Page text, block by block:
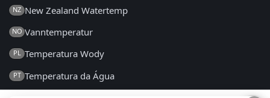
NZ New Zealand Watertemp
NO Vanntemperatur
PL Temperatura Wody
PT Temperatura da Água